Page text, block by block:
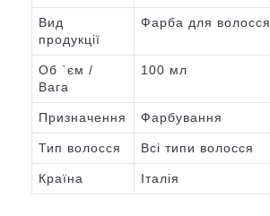
Вид
продукції
Фарба для волосся
Об `єм /
Вага
100 мл
Призначення Фарбування
Тип волосся Всі типи волосся
Країна Італія